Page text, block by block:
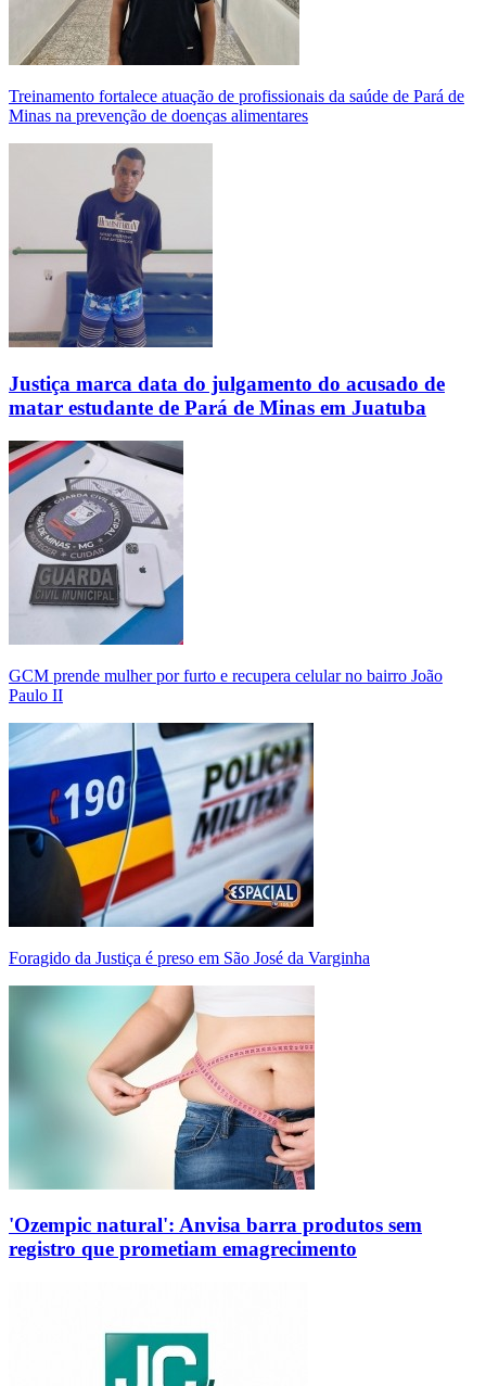
Treinamento fortalece atuação de profissionais da saúde de Pará de
Minas na prevenção de doenças alimentares
Justiça marca data do julgamento do acusado de
matar estudante de Pará de Minas em Juatuba
GCM prende mulher por furto e recupera celular no bairro João
Paulo II
Foragido da Justiça é preso em São José da Varginha
'Ozempic natural': Anvisa barra produtos sem
registro que prometiam emagrecimento